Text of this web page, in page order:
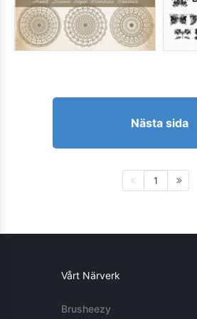
Nästa sida
1
Vårt Närverk
Brusheezy